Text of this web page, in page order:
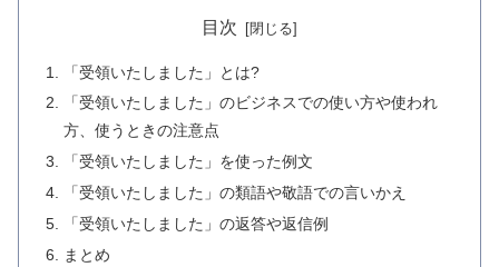
目次
「受領いたしました」とは?
「受領いたしました」のビジネスでの使い方や使われ
方、使うときの注意点
「受領いたしました」を使った例文
「受領いたしました」の類語や敬語での言いかえ
「受領いたしました」の返答や返信例
まとめ